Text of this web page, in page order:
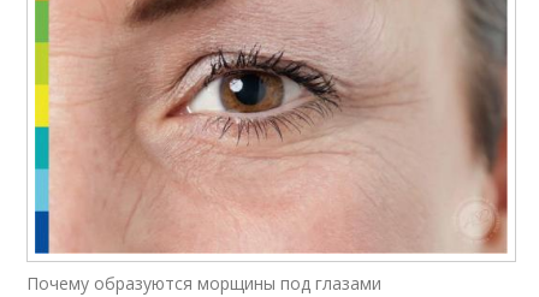
Почему образуются морщины под глазами